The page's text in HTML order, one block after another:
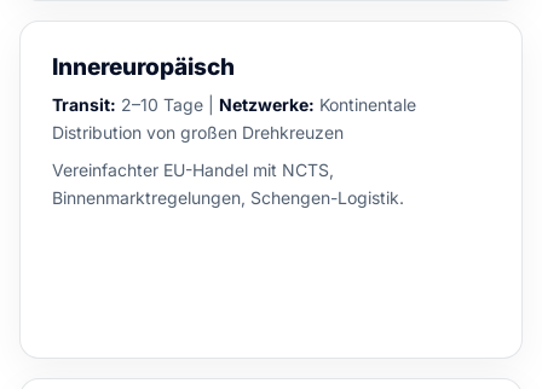
Innereuropäisch
Transit: 2–10 Tage | Netzwerke: Kontinentale
Distribution von großen Drehkreuzen
Vereinfachter EU-Handel mit NCTS,
Binnenmarktregelungen, Schengen-Logistik.